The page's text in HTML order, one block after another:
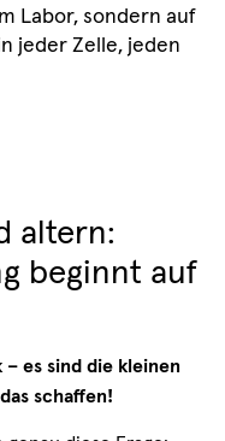
Labor, sondern auf
jeder Zelle, jeden
altern:
beginnt auf
es sind die kleinen
schaffen!